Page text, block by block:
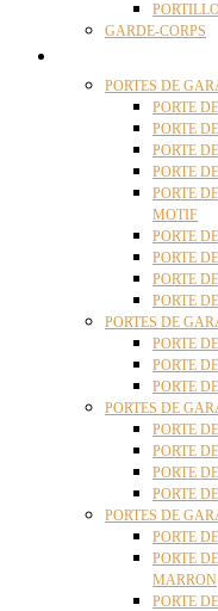
GARDE-CORPS
PORTES DE
PORTE
PORTE
PORTE
PORTE
PORTE
MOTIF
PORTE
PORTE
PORTE
PORTE
PORTES DE
PORTE
PORTE
PORTE
PORTES DE
PORTE
PORTE
PORTE
PORTE
PORTES DE
PORTE
PORTE
MARRON
PORTE